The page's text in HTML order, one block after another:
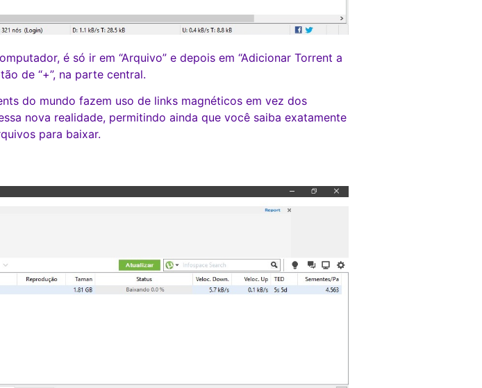
é só ir em “Arquivo” e depois em “Adicionar Torrent a
de “+”, na parte central.
do mundo fazem uso de links magnéticos em vez dos
nova realidade, permitindo ainda que você saiba exatamente
para baixar.